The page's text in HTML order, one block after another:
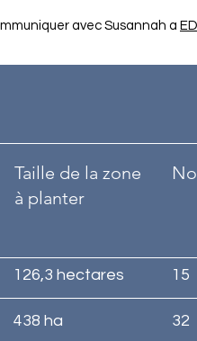
avec Susannah a
Taille de la zone
à planter
126,3 hectares 15
438 ha 32